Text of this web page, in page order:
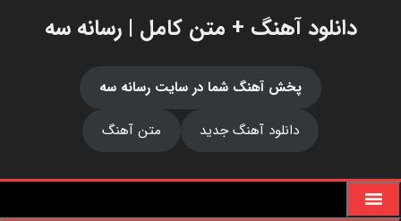
دانلود آهنگ + متن کامل | رسانه سه
پخش آهنگ شما در سایت رسانه سه
دانلود آهنگ جدید
متن آهنگ